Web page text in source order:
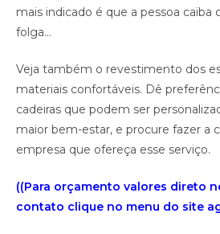
mais indicado é que a pessoa
folga…
Veja também o revestimento dos
materiais confortáveis. Dê
cadeiras que podem ser
maior bem-estar, e procure fazer a
empresa que ofereça esse serviço.
((Para orçamento valores direto
contato clique no menu do site